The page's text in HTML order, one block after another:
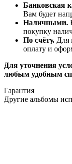
Банковская
Вам будет
Наличными.
покупку
По счёту. Для
оплату и
Для уточнения
любым удобным
Гарантия
Другие альбомы